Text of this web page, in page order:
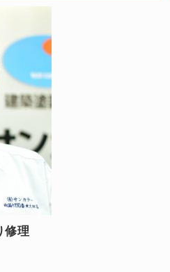
修理